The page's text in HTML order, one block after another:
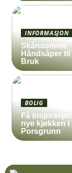
INFORMASJON
Skånsomme
Håndsåper
Bruk
BOLIG
Få
nye kjøkken i
Porsgrunn